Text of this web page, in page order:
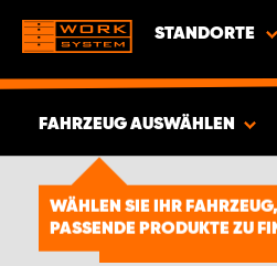
STANDORTE
FAHRZEUG AUSWÄHLEN
WÄHLEN SIE IHR
PASSENDE PRODUKTE ZU
ERGEBNISSE
ARTIKEL